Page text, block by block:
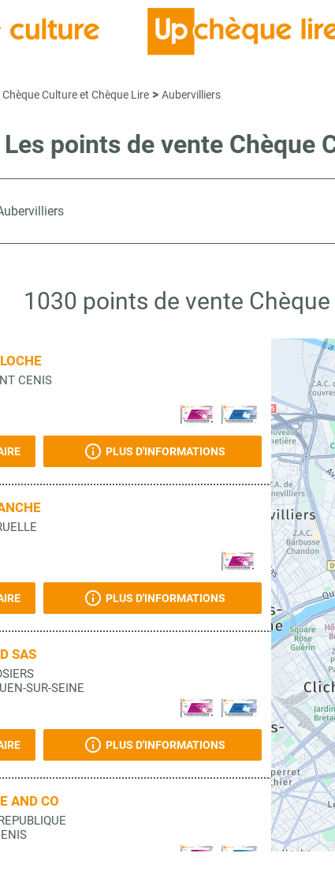
Culture et Chèque Lire > Aubervilliers
Les points de vente Chèque
1030 points de vente
CENIS
PLUS D'INFORMATIONS
PLUS D'INFORMATIONS
SAS
SUR-SEINE
PLUS D'INFORMATIONS
AND CO